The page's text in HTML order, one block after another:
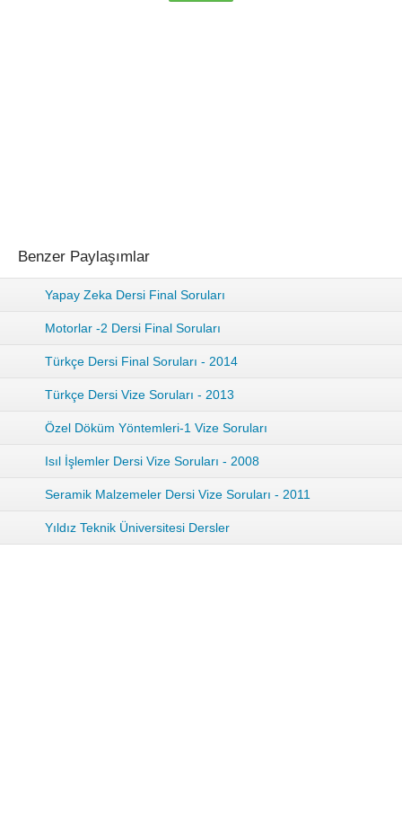
Benzer Paylaşımlar
Yapay Zeka Dersi Final Soruları
Motorlar -2 Dersi Final Soruları
Türkçe Dersi Final Soruları - 2014
Türkçe Dersi Vize Soruları - 2013
Özel Döküm Yöntemleri-1 Vize Soruları
Isıl İşlemler Dersi Vize Soruları - 2008
Seramik Malzemeler Dersi Vize Soruları - 2011
Yıldız Teknik Üniversitesi Dersler